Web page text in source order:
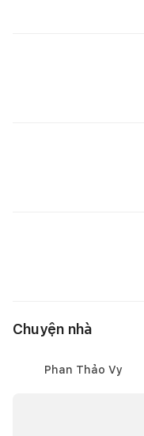
Chuyện nhà
Phan Thảo Vy